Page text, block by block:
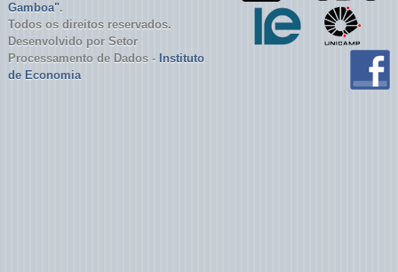
Gamboa".
Todos os direitos reservados.
Desenvolvido por Setor
Processamento de Dados - Instituto
de Economia